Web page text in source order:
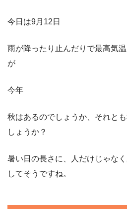
今日は9月12日
雨が降ったり止んだりで最高気
が
今年
秋はあるのでしょうか、それと
しょうか？
暑い日の長さに、人だけじゃな
してそうですね。